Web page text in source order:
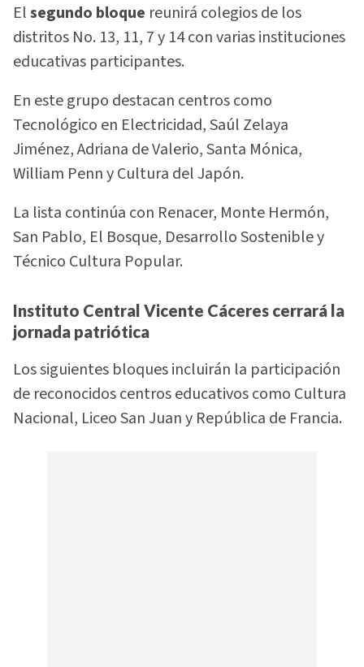
Elsegundo bloque reunirá colegios de los
distritos No. 13, 11, 7 y 14 con varias instituciones
educativas participantes.
En este grupo destacan centros como
Tecnológico en Electricidad, Saúl Zelaya
Jiménez, Adriana de Valerio, Santa Mónica,
William Penn y Cultura del Japón.
La lista continúa con Renacer, Monte Hermón,
San Pablo, El Bosque, Desarrollo Sostenible y
Técnico Cultura Popular.
Instituto Central Vicente Cáceres cerrará la
jornada patriótica
Los siguientes bloques incluirán la participación
de reconocidos centros educativos como Cultura
Nacional, Liceo San Juan y República de Francia.